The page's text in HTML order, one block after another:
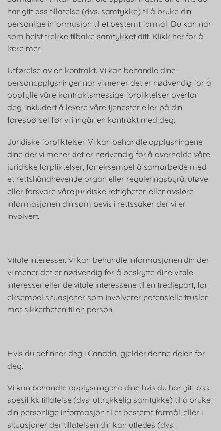
har gitt oss tillatelse (dvs. samtykke) til å bruke din
personlige informasjon til et bestemt formål. Du kan når
som helst trekke tilbake samtykket ditt. Klikk her for å
lære mer.
Utførelse av en kontrakt. Vi kan behandle dine
personopplysninger når vi mener det er nødvendig for å
oppfylle våre kontraktsmessige forpliktelser overfor
deg, inkludert å levere våre tjenester eller på din
forespørsel før vi inngår en kontrakt med deg.
Juridiske forpliktelser. Vi kan behandle opplysningene
dine der vi mener det er nødvendig for å overholde våre
juridiske forpliktelser, for eksempel å samarbeide med
et rettshåndhevende organ eller reguleringsbyrå, utøve
eller forsvare våre juridiske rettigheter, eller avsløre
informasjonen din som bevis i rettssaker der vi er
involvert.
Vitale interesser. Vi kan behandle informasjonen din der
vi mener det er nødvendig for å beskytte dine vitale
interesser eller de vitale interessene til en tredjepart, for
eksempel situasjoner som involverer potensielle trusler
mot sikkerheten til en person.
Hvis du befinner deg i Canada, gjelder denne delen for
deg.
Vi kan behandle opplysningene dine hvis du har gitt oss
spesifikk tillatelse (dvs. uttrykkelig samtykke) til å bruke
din personlige informasjon til et bestemt formål, eller i
situasjoner der tillatelsen din kan utledes (dvs.